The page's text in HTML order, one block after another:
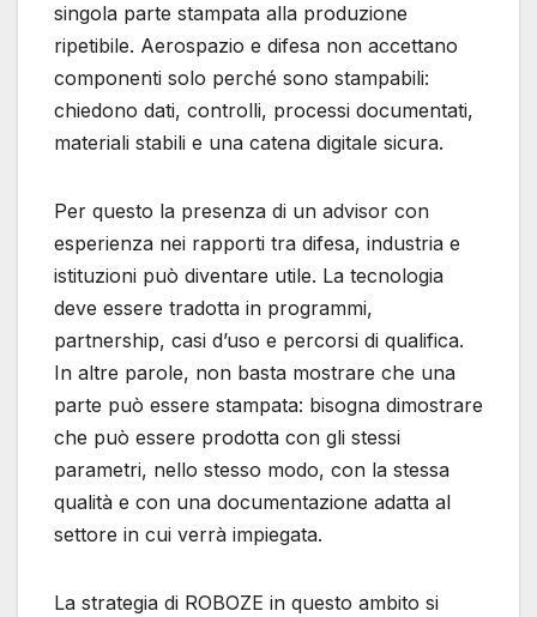
singola parte stampata alla produzione
ripetibile. Aerospazio e difesa non accettano
componenti solo perché sono stampabili:
chiedono dati, controlli, processi documentati,
materiali stabili e una catena digitale sicura.
Per questo la presenza di un advisor con
esperienza nei rapporti tra difesa, industria e
istituzioni può diventare utile. La tecnologia
deve essere tradotta in programmi,
partnership, casi d’uso e percorsi di qualifica.
In altre parole, non basta mostrare che una
parte può essere stampata: bisogna dimostrare
che può essere prodotta con gli stessi
parametri, nello stesso modo, con la stessa
qualità e con una documentazione adatta al
settore in cui verrà impiegata.
La strategia di ROBOZE in questo ambito si